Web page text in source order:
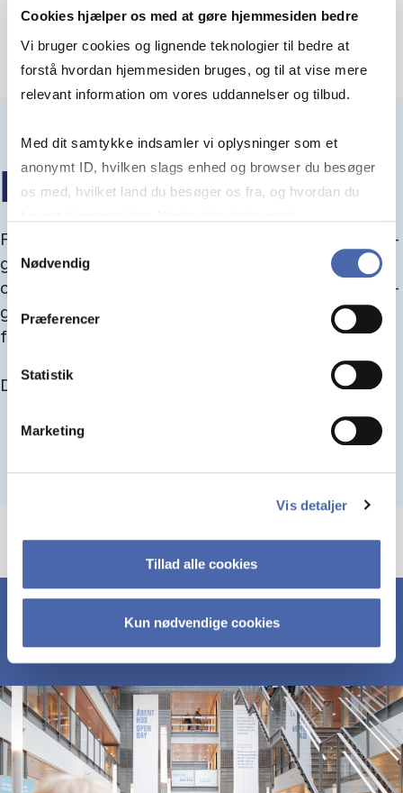
Cookies hjælper os med at gøre hjemmesiden bedre
Vi bruger cookies og lignende teknologier til bedre at
forstå hvordan hjemmesiden bruges, og til at vise mere
relevant information om vores uddannelser og tilbud.
Med dit samtykke indsamler vi oplysninger som et
anonymt ID, hvilken slags enhed og browser du besøger
os med, hvilket land du besøger os fra, og hvordan du
markedsføring. Du bestemmer selv - og kan altid trække
Samtykkevalg
Nødvendig
Præferencer
Statistik
Marketing
Vis detaljer
Tillad alle cookies
Kun nødvendige cookies
IN­FO­MØ­DER OM OP­TA­GEL­SE
Fra september kan du del­tage i in­fo­mø­der om op­ta­
gel­se, hvor vi gu­i­der dig igen­nem an­søg­nings­pro­
ces­sen, og for­tæl­ler om kvo­te 1 og 2, sprog- og ad­
gangs­krav, og hvordan du forbedrer dine chancer
for at blive optaget.
Du kan finde alle events her i slutningen af august.